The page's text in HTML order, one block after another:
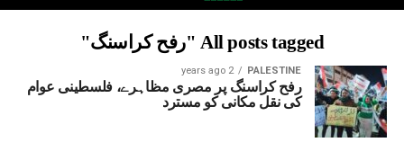
All posts tagged "رفح کراسنگ"
PALESTINE
2 years ago
رفح کراسنگ پر مصری مظاہرے، فلسطینی عوام
کی نقل مکانی کو مسترد